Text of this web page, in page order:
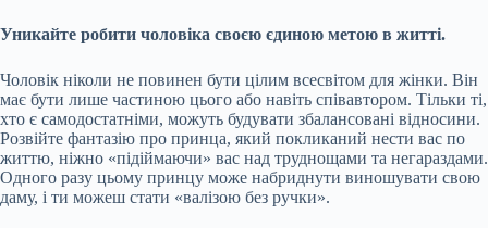
Уникайте робити чоловіка своєю єдиною метою в житті.
Чоловік ніколи не повинен бути цілим всесвітом для жінки. Він
має бути лише частиною цього або навіть співавтором. Тільки ті,
хто є самодостатніми, можуть будувати збалансовані відносини.
Розвійте фантазію про принца, який покликаний нести вас по
життю, ніжно «підіймаючи» вас над труднощами та негараздами.
Одного разу цьому принцу може набриднути виношувати свою
даму, і ти можеш стати «валізою без ручки».